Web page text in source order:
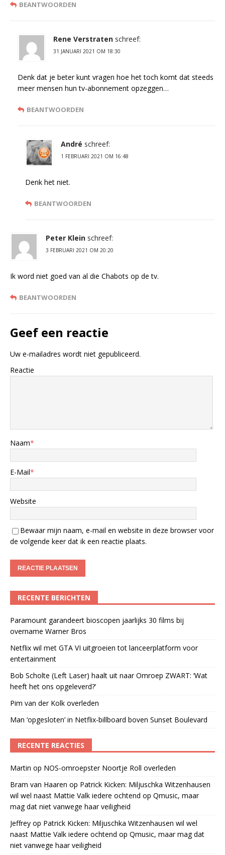
BEANTWOORDEN
Rene Verstraten schreef:
31 JANUARI 2021 OM 18:30
Denk dat je beter kunt vragen hoe het toch komt dat steeds
meer mensen hun tv-abonnement opzeggen…
BEANTWOORDEN
André schreef:
1 FEBRUARI 2021 OM 16:48
Denk het niet.
BEANTWOORDEN
Peter Klein schreef:
3 FEBRUARI 2021 OM 20:20
Ik word niet goed van al die Chabots op de tv.
BEANTWOORDEN
Geef een reactie
Uw e-mailadres wordt niet gepubliceerd.
Reactie
Naam*
E-Mail*
Website
Bewaar mijn naam, e-mail en website in deze browser voor
de volgende keer dat ik een reactie plaats.
RECENTE BERICHTEN
Paramount garandeert bioscopen jaarlijks 30 films bij
overname Warner Bros
Netflix wil met GTA VI uitgroeien tot lanceerplatform voor
entertainment
Bob Scholte (Left Laser) haalt uit naar Omroep ZWART: ‘Wat
heeft het ons opgeleverd?’
Pim van der Kolk overleden
Man ‘opgesloten’ in Netflix-billboard boven Sunset Boulevard
RECENTE REACTIES
Martin op NOS-omroepster Noortje Roll overleden
Bram van Haaren op Patrick Kicken: Miljuschka Witzenhausen
wil wel naast Mattie Valk iedere ochtend op Qmusic, maar
mag dat niet vanwege haar veiligheid
Jeffrey op Patrick Kicken: Miljuschka Witzenhausen wil wel
naast Mattie Valk iedere ochtend op Qmusic, maar mag dat
niet vanwege haar veiligheid